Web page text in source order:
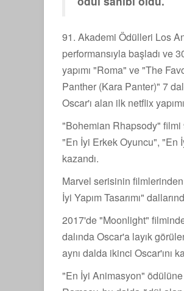
91. Akademi Ödülleri Los
performansıyla başladı ve
yapımı "Roma" ve "The
Panther (Kara Panter)" 7
Oscar'ı alan ilk netflix
"Bohemian Rhapsody"
"En İyi Erkek Oyuncu", "En
kazandı.
Marvel serisinin
İyi Yapım Tasarımı"
2017'de "Moonlight"
dalında Oscar'a layık
aynı dalda ikinci Oscar'ını
"En İyi Animasyon"